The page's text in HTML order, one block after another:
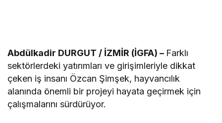
Abdülkadir DURGUT / İZMİR (İGFA) – Farklı
sektörlerdeki yatırımları ve girişimleriyle dikkat
çeken iş insanı Özcan Şimşek, hayvancılık
alanında önemli bir projeyi hayata geçirmek için
çalışmalarını sürdürüyor.